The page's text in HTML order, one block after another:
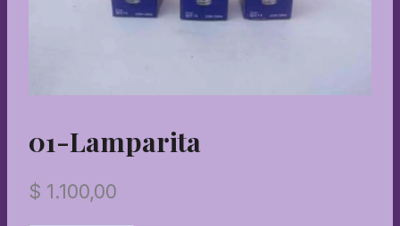
01-Lamparita
$ 1.100,00